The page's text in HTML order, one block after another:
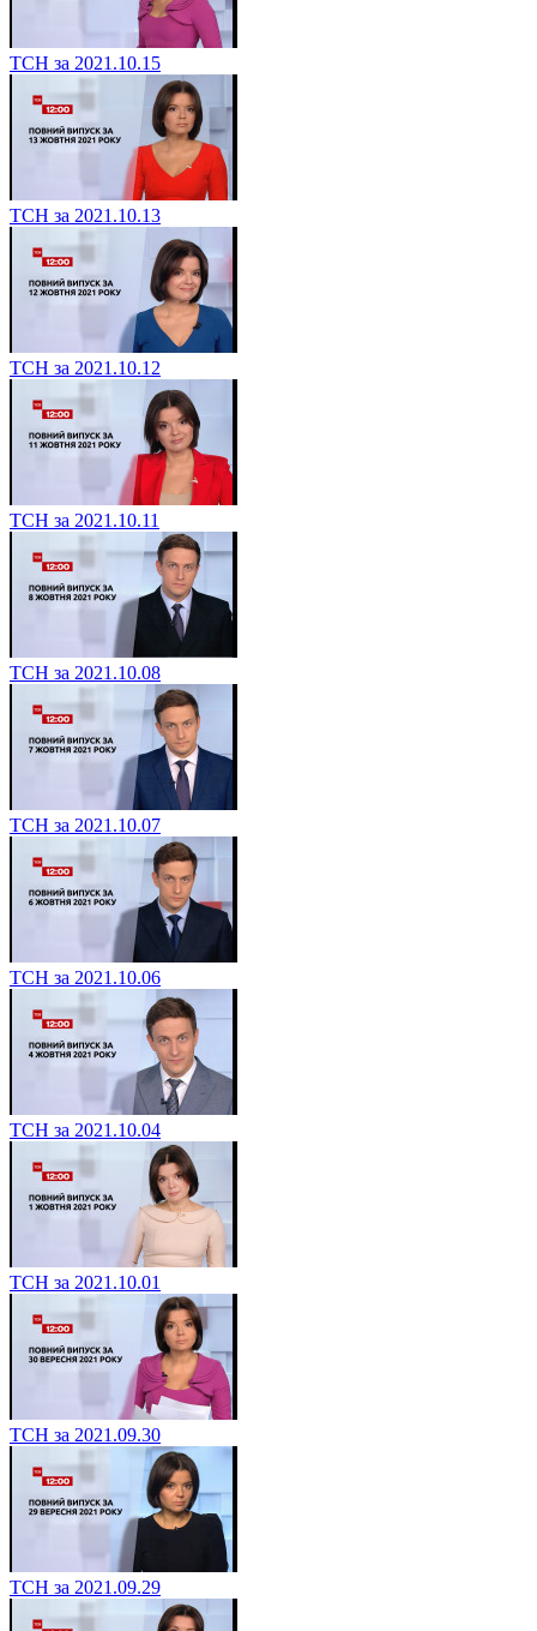
ТСН за 2021.10.15
ТСН за 2021.10.13
ТСН за 2021.10.12
ТСН за 2021.10.11
ТСН за 2021.10.08
ТСН за 2021.10.07
ТСН за 2021.10.06
ТСН за 2021.10.04
ТСН за 2021.10.01
ТСН за 2021.09.30
ТСН за 2021.09.29